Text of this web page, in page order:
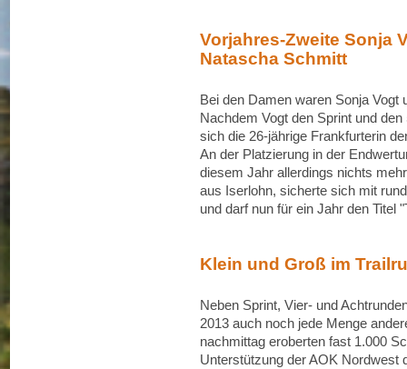
Vorjahres-Zweite Sonja
Natascha Schmitt
Bei den Damen waren Sonja
Nachdem Vogt den Sprint und
sich die 26-jährige Frankfurterin
An der Platzierung in der
diesem Jahr allerdings nichts
aus Iserlohn, sicherte sich mit
und darf nun für ein Jahr den Titel
Klein und Groß im
Neben Sprint, Vier- und
2013 auch noch jede Menge
nachmittag eroberten fast 1.000
Unterstützung der AOK Nordwest